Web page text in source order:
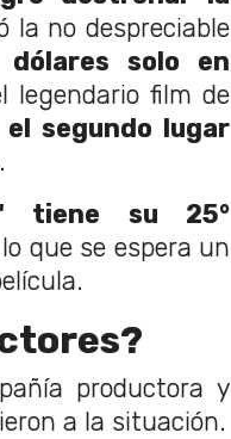
la no despreciable
dólares solo en
legendario film de
segundo lugar
.
tiene su 25°
que se espera un
productora y
a la situación.